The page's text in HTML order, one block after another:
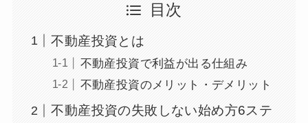
目次
不動産投資とは
不動産投資で利益が出る仕組み
不動産投資のメリット・デメリット
不動産投資の失敗しない始め方6ステ